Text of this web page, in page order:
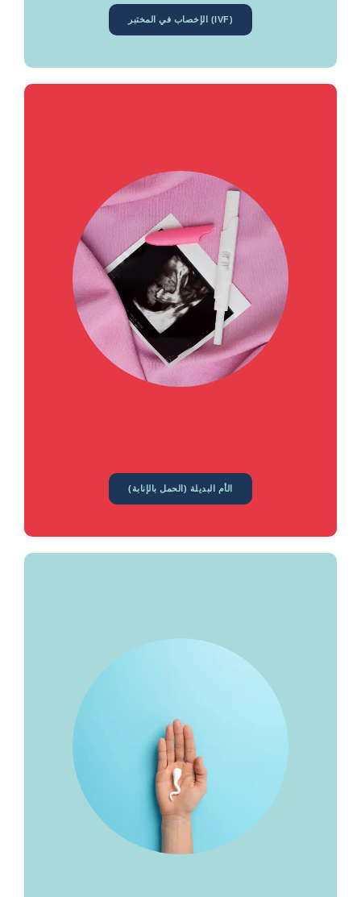
الإخصاب في المختبر (IVF)
الأم البديلة (الحمل بالإنابة)